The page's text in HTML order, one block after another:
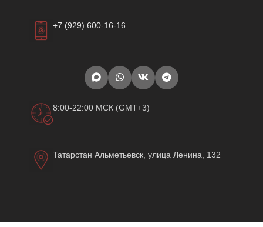
+7 (929) 600-16-16
8:00-22:00 МСК (GMT+3)
Татарстан Альметьевск, улица Ленина, 132